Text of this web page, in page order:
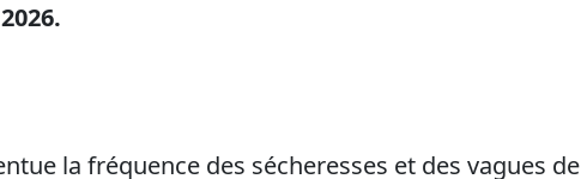
la fréquence des sécheresses et des vagues de